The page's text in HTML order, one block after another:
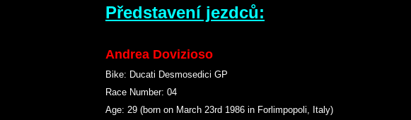
Představení jezdců:
Andrea Dovizioso
Bike: Ducati Desmosedici GP
Race Number: 04
Age: 29 (born on March 23rd 1986 in Forlimpopoli, Italy)